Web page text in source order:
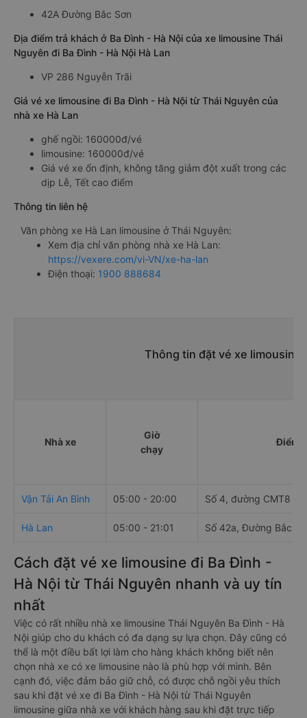
42A Đường Bắc Sơn
Địa điểm trả khách ở Ba Đình - Hà Nội của xe limousine Thái
Nguyên đi Ba Đình - Hà Nội Hà Lan
VP 286 Nguyễn Trãi
Giá vé xe limousine đi Ba Đình - Hà Nội từ Thái Nguyên của
nhà xe Hà Lan
ghế ngồi: 160000đ/vé
limousine: 160000đ/vé
Giá vé xe ổn định, không tăng giảm đột xuất trong các
dịp Lễ, Tết cao điểm
Thông tin liên hệ
Văn phòng xe Hà Lan limousine ở Thái Nguyên:
Xem địa chỉ văn phòng nhà xe Hà Lan:
https://vexere.com/vi-VN/xe-ha-lan
Điện thoại: 1900 888684
Thông tin đặt vé xe limousine
Nhà xe
Giờ
chạy
Điểm
Vận Tải An Bình 05:00 - 20:00 Số 4, đường CMT8
Hà Lan 05:00 - 21:01 Số 42a, Đường Bắc
Cách đặt vé xe limousine đi Ba Đình -
Hà Nội từ Thái Nguyên nhanh và uy tín
nhất
Việc có rất nhiều nhà xe limousine Thái Nguyên Ba Đình - Hà
Nội giúp cho du khách có đa dạng sự lựa chọn. Đây cũng có
thể là một điều bất lợi làm cho hàng khách không biết nên
chọn nhà xe có xe limousine nào là phù hợp với mình. Bên
cạnh đó, việc đảm bảo giữ chỗ, có được chỗ ngồi yêu thích
sau khi đặt vé xe đi Ba Đình - Hà Nội từ Thái Nguyên
limousine giữa nhà xe với khách hàng sau khi đặt trực tiếp